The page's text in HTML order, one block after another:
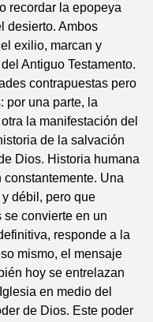
recordar la epopeya
desierto. Ambos
exilio, marcan y
Antiguo Testamento.
contrapuestas pero
por una parte, la
la manifestación del
de la salvación
Dios. Historia humana
Una
débil, pero que
convierte en un
responde a la
mismo, el mensaje
hoy se entrelazan
en medio del
de Dios. Este poder